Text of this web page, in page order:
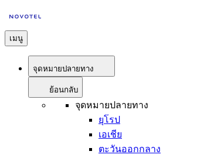
เมนู
จุดหมายปลายทาง
ย้อนกลับ
จุดหมายปลายทาง
ยุโรป
เอเชีย
ตะวันออกกลาง